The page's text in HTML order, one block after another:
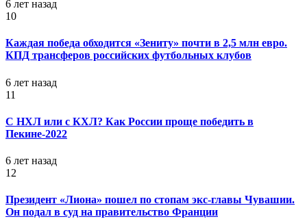
6 лет назад
10
Каждая победа обходится «Зениту» почти в 2,5 млн евро.
КПД трансферов российских футбольных клубов
6 лет назад
11
С НХЛ или с КХЛ? Как России проще победить в
Пекине-2022
6 лет назад
12
Президент «Лиона» пошел по стопам экс-главы Чувашии.
Он подал в суд на правительство Франции